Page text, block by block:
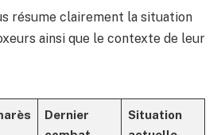
résume clairement la situation
ainsi que le contexte de leur
Dernier
Situation